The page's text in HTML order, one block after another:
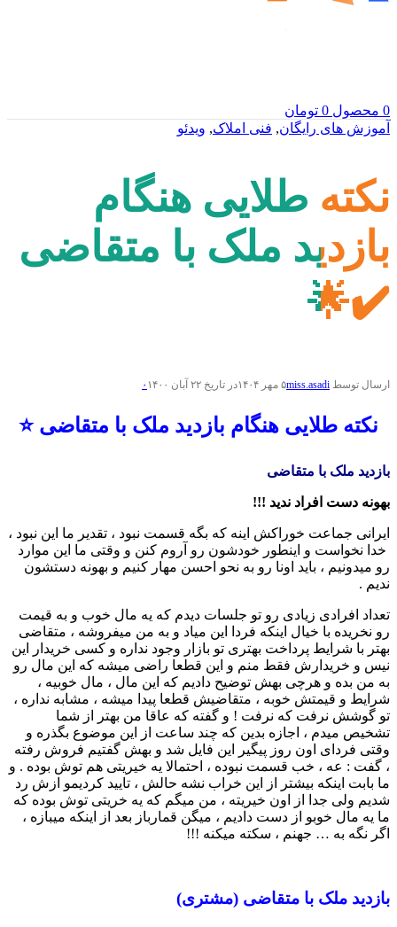
0 محصول 0 تومان
آموزش های رایگان, فنی املاک, ویدئو
نکته طلایی هنگام
بازدید ملک با متقاضی
✔️🌟
ارسال توسط miss.asadi۵ مهر ۱۴۰۴ در تاریخ ۲۲ آبان ۱۴۰۰ ۰
نکته طلایی هنگام بازدید ملک با متقاضی ⭐️
بازدید ملک با متقاضی
بهونه دست افراد ندید !!!
ایرانی جماعت خوراکش اینه که بگه قسمت نبود ، تقدیر ما این نبود ،
خدا نخواست و اینطور خودشون رو آروم کنن و وقتی ما این موارد
رو میدونیم ، باید اونا رو به نحو احسن مهار کنیم و بهونه دستشون
ندیم .
تعداد افرادی زیادی رو تو جلسات دیدم که یه مال خوب و به قیمت
رو نخریده با خیال اینکه فردا این میاد و به من میفروشه ، متقاضی
بهتر با شرایط پرداخت بهتری تو بازار وجود نداره و کسی خریدار این
نیس و خریدارش فقط منم و این قطعا راضی میشه که این مال رو
به من بده و هرچی بهش توضیح دادیم که این مال ، مال خوبیه ،
شرایط و قیمتش خوبه ، متقاضیش قطعا پیدا میشه ، مشابه نداره ،
تو گوشش نرفت که نرفت ! و گفته که عاقا من بهتر از شما
تشخیص میدم ، اجازه بدین که چند ساعت از این موضوع بگذره و
وقتی فردای اون روز پیگیر این فایل شد و بهش گفتیم فروش رفته
، گفت : عه ، خب قسمت نبوده ، احتمالا یه خیریتی هم توش بوده . و
ما بابت اینکه بیشتر از این خراب نشه حالش ، تایید کردیمو ازش رد
شدیم ولی جدا از اون خیریته ، من میگم که یه خریتی توش بوده که
ما یه مال خوبو از دست دادیم ، میگن قمارباز بعد از اینکه میبازه ،
اگر نگه به … جهنم ، سکته میکنه !!!
بازدید ملک با متقاضی (مشتری)